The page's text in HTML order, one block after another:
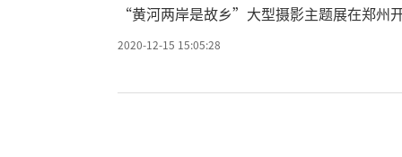
“黄河两岸是故乡”大型摄影主题展在郑州
2020-12-15 15:05:28